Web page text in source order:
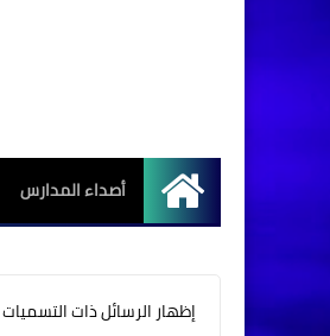
الرئيسية
أصداء المدارس
‏إظهار الرسائل ذات التسميات